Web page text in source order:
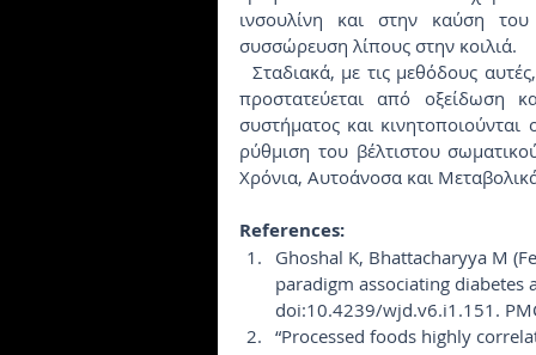
ινσουλίνη και στην καύση
συσσώρευση λίπους στην κοιλιά.
προστατεύεται από οξείδωση
συστήματος και
ρύθμιση του βέλτιστου
Χρόνια, Αυτοάνοσα και
References:
Ghoshal K, Bhattacharyya M
paradigm associating diabetes
doi:10.4239/wjd.v6.i1.151.
“Processed foods highly